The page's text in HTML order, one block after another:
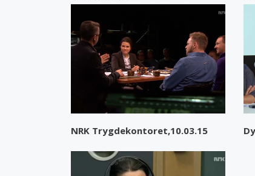
NRK Trygdekontoret,10.03.15